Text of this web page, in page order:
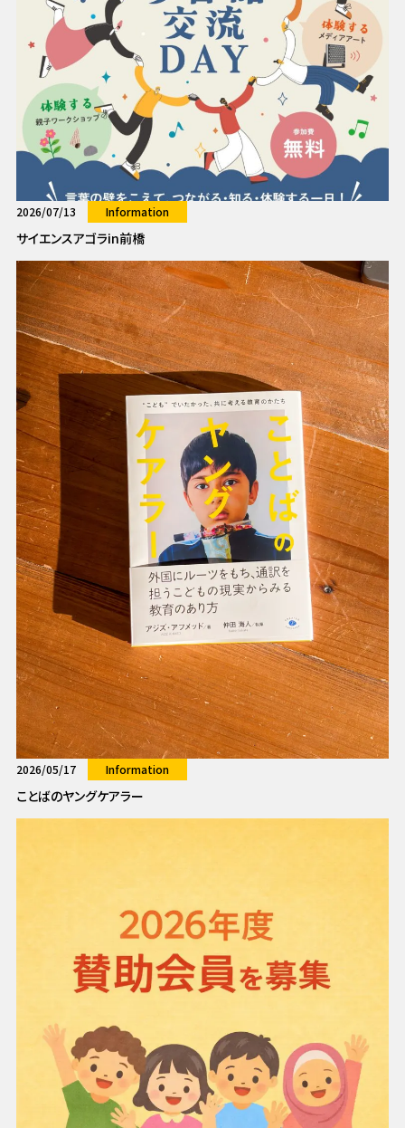
2026/07/13 Information
サイエンスアゴラin前橋
2026/05/17 Information
ことばのヤングケアラー